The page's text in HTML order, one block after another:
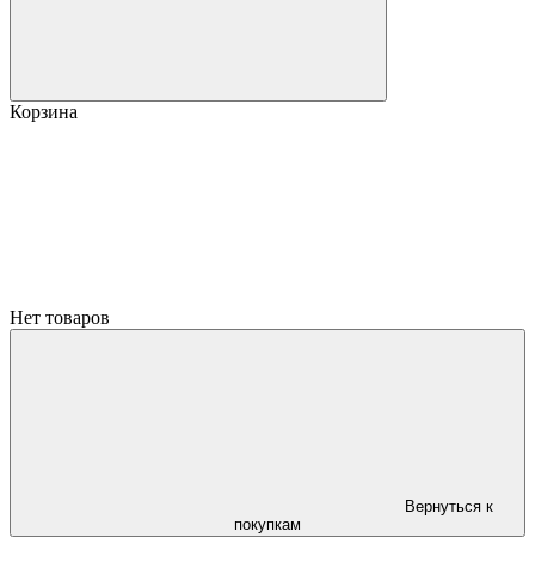
Корзина
Нет товаров
Вернуться к
покупкам